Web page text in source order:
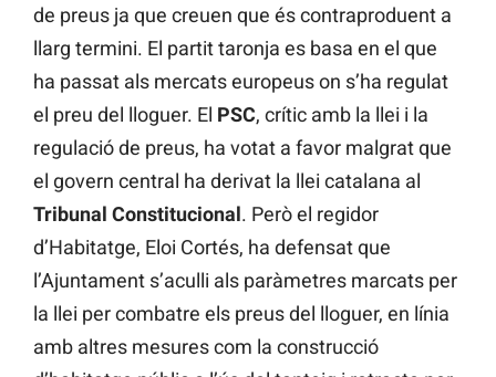
de preus ja que creuen que és contraproduent a
llarg termini. El partit taronja es basa en el que
ha passat als mercats europeus on s’ha regulat
el preu del lloguer. El PSC, crític amb la llei i la
regulació de preus, ha votat a favor malgrat que
el govern central ha derivat la llei catalana al
Tribunal Constitucional. Però el regidor
d’Habitatge, Eloi Cortés, ha defensat que
l’Ajuntament s’aculli als paràmetres marcats per
la llei per combatre els preus del lloguer, en línia
amb altres mesures com la construcció